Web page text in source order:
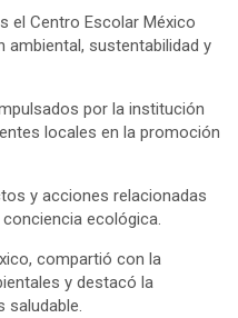
el Centro Escolar México
ambiental, sustentabilidad y
por la institución
locales en la promoción
y acciones relacionadas
ecológica.
compartió con la
y destacó la